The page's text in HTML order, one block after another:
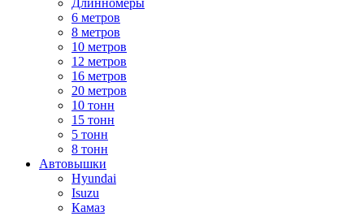
Длинномеры
6 метров
8 метров
10 метров
12 метров
16 метров
20 метров
10 тонн
15 тонн
5 тонн
8 тонн
Автовышки
Hyundai
Isuzu
Камаз